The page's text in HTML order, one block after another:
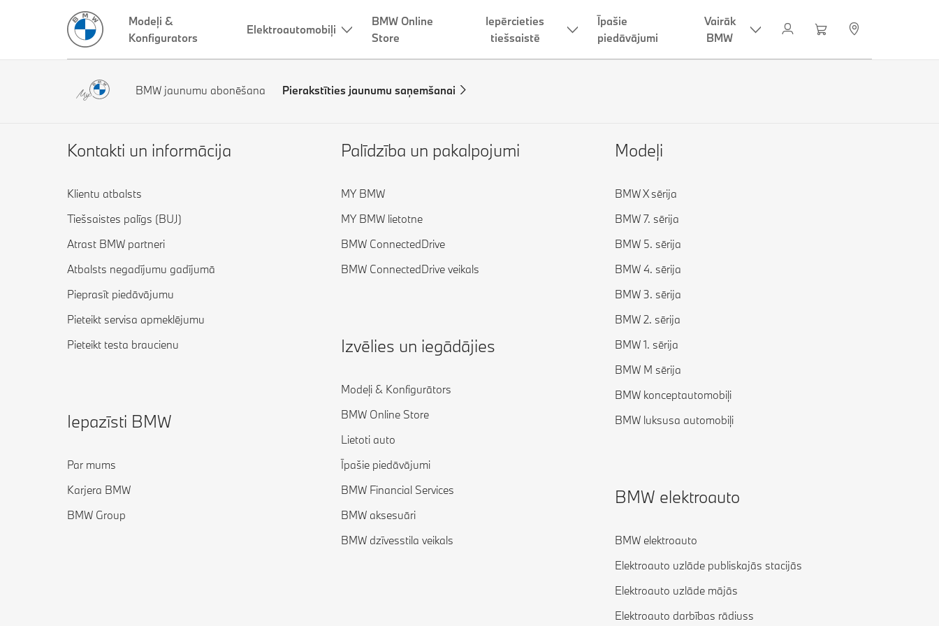
Modeļi &
Konfigurators
Elektroautomobiļi
BMW Online
Store
Iepērcieties
tiešsaistē
Īpašie
piedāvājumi
Vairāk
BMW
BMW jaunumu abonēšana Pierakstīties jaunumu saņemšanai
Kontakti un informācija
Klientu atbalsts
Tiešsaistes palīgs (BUJ)
Atrast BMW partneri
Atbalsts negadījumu gadījumā
Pieprasīt piedāvājumu
Pieteikt servisa apmeklējumu
Pieteikt testa braucienu
Iepazīsti BMW
Par mums
Karjera BMW
BMW Group
Palīdzība un pakalpojumi
MY BMW
MY BMW lietotne
BMW ConnectedDrive
BMW ConnectedDrive veikals
Izvēlies un iegādājies
Modeļi & Konfigurātors
BMW Online Store
Lietoti auto
Īpašie piedāvājumi
BMW Financial Services
BMW aksesuāri
BMW dzīvesstila veikals
Modeļi
BMW X sērija
BMW 7. sērija
BMW 5. sērija
BMW 4. sērija
BMW 3. sērija
BMW 2. sērija
BMW 1. sērija
BMW M sērija
BMW konceptautomobiļi
BMW luksusa automobiļi
BMW elektroauto
BMW elektroauto
Elektroauto uzlāde publiskajās stacijās
Elektroauto uzlāde mājās
Elektroauto darbības rādiuss